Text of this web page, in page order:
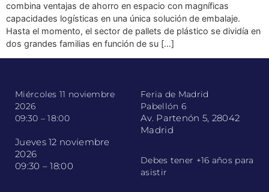
combina ventajas de ahorro en espacio con magníficas
capacidades logísticas en una única solución de embalaje.
Hasta el momento, el sector de pallets de plástico se dividía en
dos grandes familias en función de su […]
Miércoles 11 noviembre
2026
09:30 – 18:00
Jueves 12 noviembre
2026
09:30 – 18:00
Feria de Madrid
Pabellón 6
Av. Partenón 5, 28042
Madrid
Debes tener +16 años para
asistir